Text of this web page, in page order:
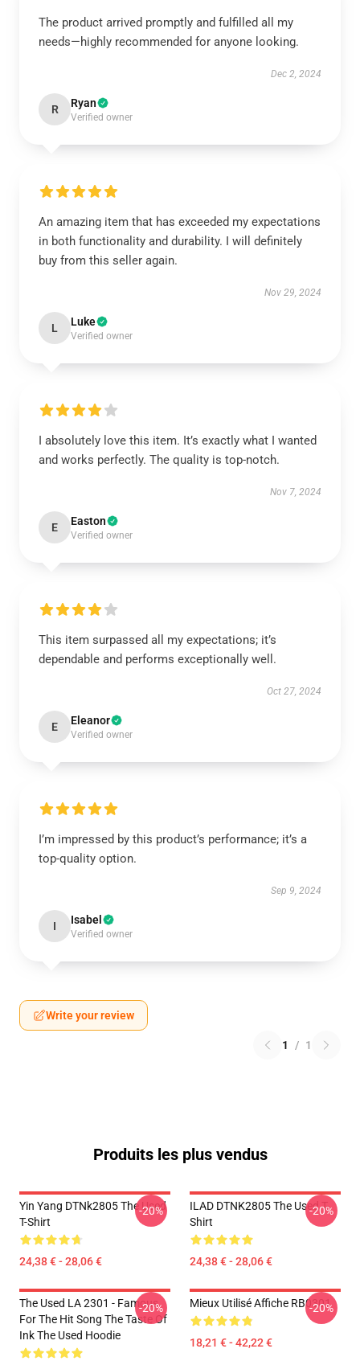
The product arrived promptly and fulfilled all my
needs—highly recommended for anyone looking.
Dec 2, 2024
R Ryan
Verified owner
An amazing item that has exceeded my expectations
in both functionality and durability. I will definitely
buy from this seller again.
Nov 29, 2024
L Luke
Verified owner
I absolutely love this item. It’s exactly what I wanted
and works perfectly. The quality is top-notch.
Nov 7, 2024
E Easton
Verified owner
This item surpassed all my expectations; it’s
dependable and performs exceptionally well.
Oct 27, 2024
E Eleanor
Verified owner
I’m impressed by this product’s performance; it’s a
top-quality option.
Sep 9, 2024
I Isabel
Verified owner
Write your review
1 / 1
Produits les plus vendus
Yin Yang DTNk2805 The Used
T-Shirt
24,38 € - 28,06 €
-20%
ILAD DTNK2805 The Used T-
Shirt
24,38 € - 28,06 €
-20%
The Used LA 2301 - Famous
For The Hit Song The Taste Of
Ink The Used Hoodie
-20% Mieux Utilisé Affiche RB0301
18,21 € - 42,22 €
-20%